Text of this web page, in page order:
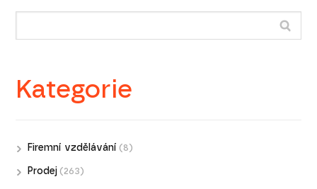
Kategorie
Firemní vzdělávání (8)
Prodej (263)